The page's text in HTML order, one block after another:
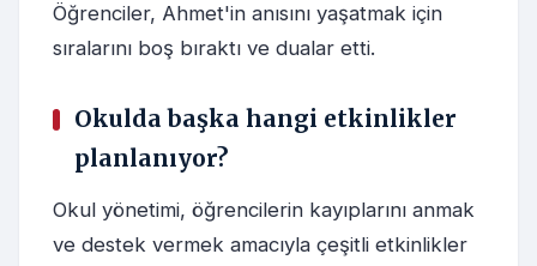
Öğrenciler, Ahmet'in anısını yaşatmak için
sıralarını boş bıraktı ve dualar etti.
Okulda başka hangi etkinlikler
planlanıyor?
Okul yönetimi, öğrencilerin kayıplarını anmak
ve destek vermek amacıyla çeşitli etkinlikler